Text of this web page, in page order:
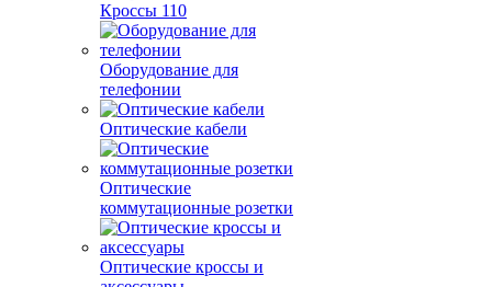
Кроссы 110
Оборудование для
телефонии
Оптические кабели
Оптические
коммутационные розетки
Оптические кроссы и